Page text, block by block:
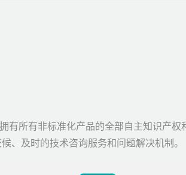
有所有非标准化产品的全部自主知识产
、及时的技术咨询服务和问题解决机制。